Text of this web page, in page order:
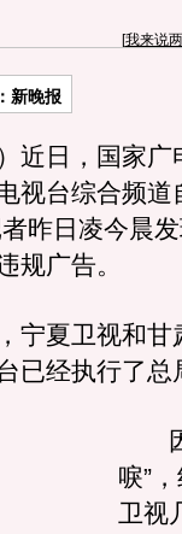
[我来说
新晚报
近日，国家广
视台综合频道
昨日凌今晨
规广告。
夏卫视和甘
已经执行了总
因
唳”
卫视